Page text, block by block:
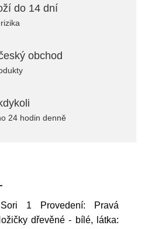
do 14 dní
obchod
24 hodin denně
1 Provedení: Pravá
dřevěné - bílé, látka: